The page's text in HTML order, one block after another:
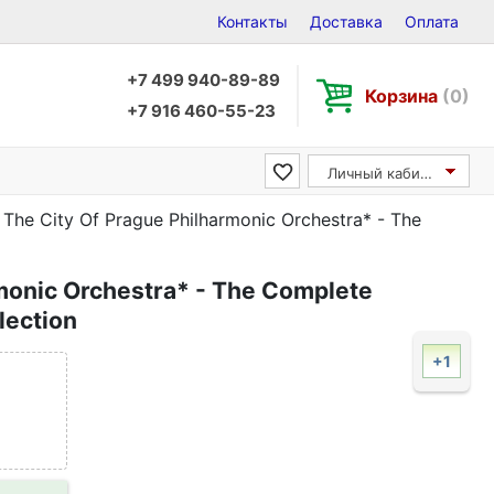
Контакты Доставка Оплата
+7 499 940-89-89
+7 916 460-55-23
Корзина (0)
Личный кабинет
The City Of Prague Philharmonic Orchestra* - The
Orchestra* - The Complete
+1